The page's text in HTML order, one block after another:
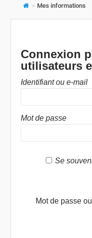
> Mes informations
Connexion
utilisateurs
Identifiant ou e-mail
Mot de passe
Se
Mot de passe